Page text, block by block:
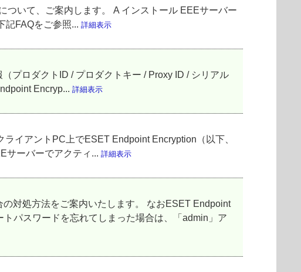
いて、ご案内します。 A インストール EEEサーバー
記FAQをご参照... 詳細表示
プロダクトID / プロダクトキー / Proxy ID / シリアル
Encryp... 詳細表示
イアントPC上でESET Endpoint Encryption（以下、
サーバーでアクティ... 詳細表示
対処方法をご案内いたします。 なおESET Endpoint
パスワードを忘れてしまった場合は、「admin」ア